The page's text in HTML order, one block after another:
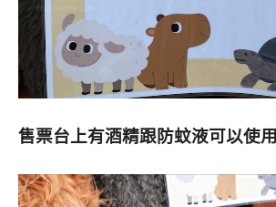
售票台上有酒精跟防蚊液可以使用